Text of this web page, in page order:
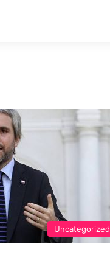
Uncategorized